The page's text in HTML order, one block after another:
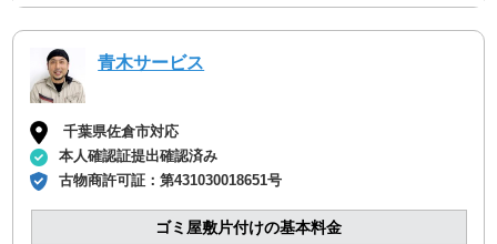
青木サービス
千葉県佐倉市対応
本人確認証提出確認済み
古物商許可証：第431030018651号
ゴミ屋敷片付けの基本料金